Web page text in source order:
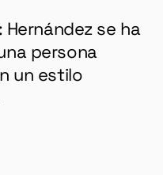
se ha
persona
un estilo